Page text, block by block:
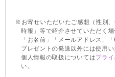
※お寄せいただいたご感想（性別
時報」等で紹介させていただく場
「お名前」「メールアドレス」
プレゼントの発送以外には使用い
個人情報の取扱についてはプラ
い。